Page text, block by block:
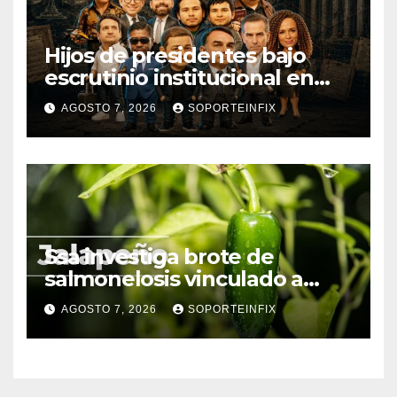
Hijos de presidentes bajo
escrutinio institucional en
Brasil, Guinea Ecuatorial,
Angola y Estados Unidos
AGOSTO 7, 2026 SOPORTEINFIX
Ssa investiga brote de
salmonelosis vinculado a
chiles jalapeños de Nuevo
León y Sinaloa
AGOSTO 7, 2026 SOPORTEINFIX